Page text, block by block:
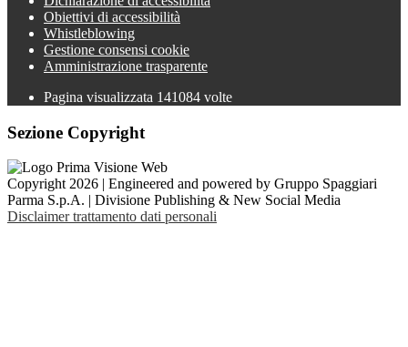
Obiettivi di accessibilità
Whistleblowing
Gestione consensi cookie
Amministrazione trasparente
Pagina visualizzata 141084 volte
Sezione Copyright
Copyright 2026 | Engineered and powered by Gruppo Spaggiari
Parma S.p.A. | Divisione Publishing & New Social Media
Disclaimer trattamento dati personali